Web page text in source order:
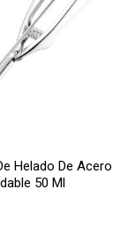
Helado De Acero
50 Ml